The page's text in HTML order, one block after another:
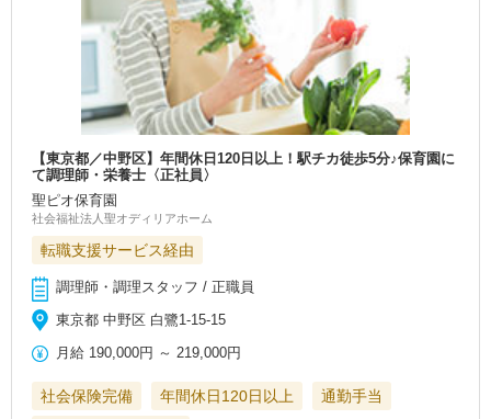
【東京都／中野区】年間休日120日以上！駅チカ徒歩5分♪保育園に
て調理師・栄養士〈正社員〉
聖ピオ保育園
社会福祉法人聖オディリアホーム
転職支援サービス経由
調理師・調理スタッフ / 正職員
東京都 中野区 白鷺1-15-15
月給 190,000円 ～ 219,000円
社会保険完備 年間休日120日以上
通勤手当